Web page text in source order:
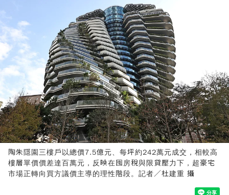
陶朱隱園三樓戶以總價7.5億元、每坪約242萬元成交，相較高
樓層單價價差達百萬元，反映在囤房稅與限貸壓力下，超豪宅
市場正轉向買方議價主導的理性階段。記者／杜建重 攝